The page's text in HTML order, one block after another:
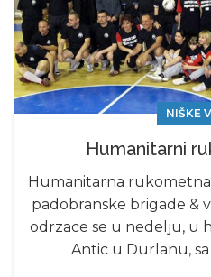
NIŠKE
Humanitarni
Humanitarna
padobranske brigade &
odrzace se u nedelju, u
Antic u Durlanu,